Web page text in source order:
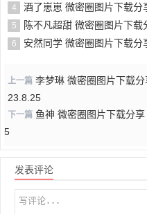
4 酒了崽崽 微密圈图片下载分
5 陈不凡超甜 微密圈图片下载
6 安然同学 微密圈图片下载分享
上一篇 李梦琳 微密圈图片下载
23.8.25
下一篇 鱼神 微密圈图片下载分
5
发表评论